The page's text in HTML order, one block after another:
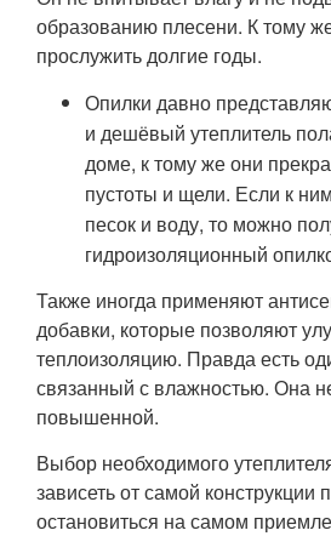
образованию плесени. К тому
прослужить долгие годы.
Опилки давно
и дешёвый утеплитель
доме, к тому же они
пустоты и щели. Если к
песок и воду, то можно
гидроизоляционный
Также иногда применяют
добавки, которые позволяют
теплоизоляцию. Правда есть
связанный с влажностью. Она
повышенной.
Выбор необходимого
зависеть от самой конструкции
остановиться на самом